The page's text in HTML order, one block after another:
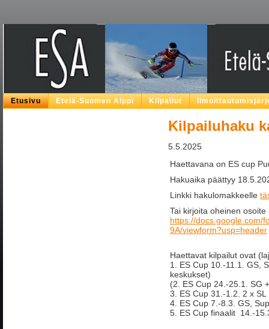
Etusivu Etelä-Suomen Alppi Kilpailut
Kilpailuhaku
5.5.2025
Haettavana on ES cup
Hakuaika päättyy
Linkki hakulomakkeelle
Tai kirjoita oheinen osoite
https://docs.google.com/
9A/viewform?usp=header
Haettavat kilpailut ovat
1. ES Cup 10.-11.1. GS,
keskukset)
(2. ES Cup 24.-25.1. SG
3. ES Cup 31.-1.2. 2 x
4. ES Cup 7.-8.3. GS,
5. ES Cup finaalit 14.-